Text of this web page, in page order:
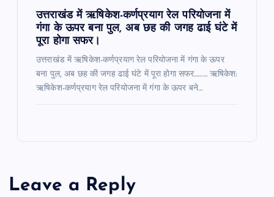
उत्तराखंड में ऋषिकेश-कर्णप्रयाग रेल परियोजना में
गंगा के ऊपर बना पुल, अब छह की जगह ढाई घंटे में
पूरा होगा सफर।
उत्तराखंड में ऋषिकेश-कर्णप्रयाग रेल परियोजना में गंगा के ऊपर
बना पुल, अब छह की जगह ढाई घंटे में पूरा होगा सफर……… ऋषिकेश:
ऋषिकेश-कर्णप्रयाग रेल परियोजना में गंगा के ऊपर बने…
Leave a Reply